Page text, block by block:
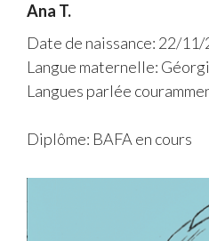
Ana T.
Date de naissance: 22/11/
Langue maternelle:
Langues parlée
Diplôme: BAFA en cours